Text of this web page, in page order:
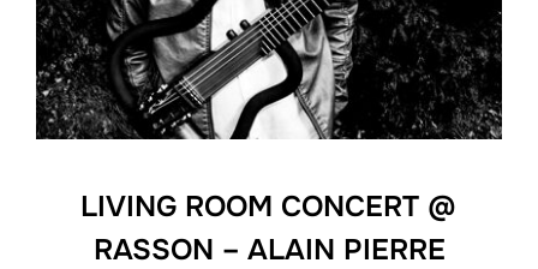
LIVING ROOM CONCERT @
RASSON – ALAIN PIERRE